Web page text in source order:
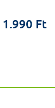
1.990 Ft